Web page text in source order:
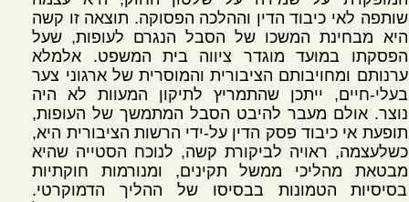
שותפה לאי כיבוד הדין וההלכה הפסוקה. תוצאה זו קשה
היא מבחינת המשכו של הסבל הנגרם לעופות, שעל
הפסקתו במועד מוגדר ציווה בית המשפט. אלמלא
ערנותם ומחויבותם הציבורית והמוסרית של ארגוני צער
בעלי-חיים, ייתכן שהתמריץ לתיקון המעוות לא היה
נוצר. אולם מעבר להיבט הסבל המתמשך של העופות,
תופעת אי כיבוד פסק הדין על-ידי הרשות הציבורית היא,
כשלעצמה, ראויה לביקורת קשה, לנוכח הסטייה שהיא
מבטאת מהליכי ממשל תקינים, ומנורמות חוקתיות
בסיסיות הטמונות בבסיסו של ההליך הדמוקרטי.